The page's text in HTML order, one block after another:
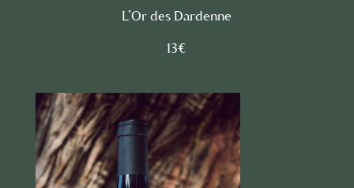
L’Or des Dardenne
13€